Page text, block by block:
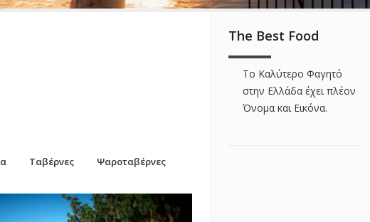
Ταβέρνες Ψαροταβέρνες
The Best Food
Το Καλύτερο Φαγητό
στην Ελλάδα έχει πλέον
Όνομα και Εικόνα.